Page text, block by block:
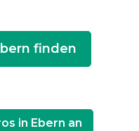
finden
in Ebern an